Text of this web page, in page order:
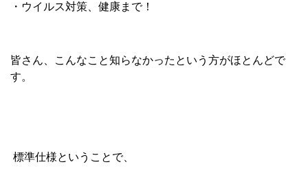
・ウイルス対策、健康まで！
皆さん、こんなこと知らなかったという方がほとんどで
す。
標準仕様ということで、